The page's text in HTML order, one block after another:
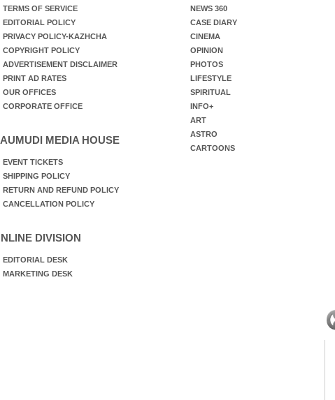
TERMS OF SERVICE
EDITORIAL POLICY
PRIVACY POLICY-KAZHCHA
COPYRIGHT POLICY
ADVERTISEMENT DISCLAIMER
PRINT AD RATES
OUR OFFICES
CORPORATE OFFICE
MEDIA HOUSE
EVENT TICKETS
SHIPPING POLICY
RETURN AND REFUND POLICY
CANCELLATION POLICY
DIVISION
EDITORIAL DESK
MARKETING DESK
NEWS 360
CASE DIARY
CINEMA
OPINION
PHOTOS
LIFESTYLE
SPIRITUAL
INFO+
ART
ASTRO
CARTOONS